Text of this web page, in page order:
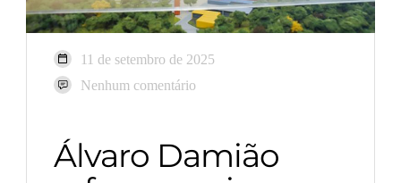
11 de setembro de 2025
Nenhum comentário
Álvaro Damião